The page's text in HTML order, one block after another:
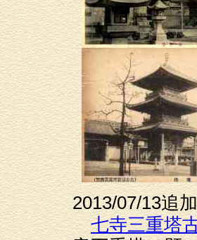
2013/07/13追
七寺三重塔